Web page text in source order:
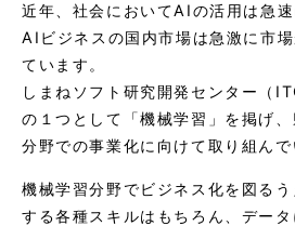
近年、社会においてAIの活用は急
AIビジネスの国内市場は急激に市
ています。
しまねソフト研究開発センター（
の１つとして「機械学習」を掲げ
分野での事業化に向けて取り組んで
機械学習分野でビジネス化を図る
する各種スキルはもちろん、デー